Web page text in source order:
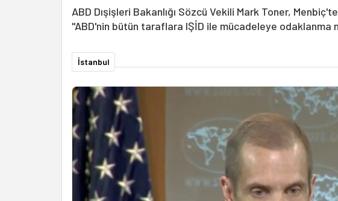
ABD Dışişleri Bakanlığı Sözcü Vekili Mark Toner,
"ABD'nin bütün taraflara IŞİD ile mücadeleye odaklanma
İstanbul